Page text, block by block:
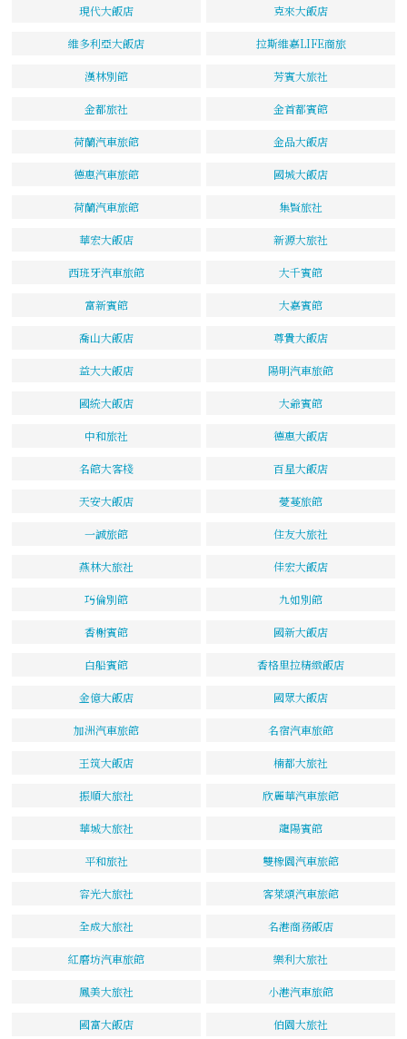
現代大飯店 克來大飯店
維多利亞大飯店 拉斯維嘉LIFE商旅
漢林別館 芳賓大旅社
金都旅社 金首都賓館
荷蘭汽車旅館 金品大飯店
德惠汽車旅館 國城大飯店
荷蘭汽車旅館 集賢旅社
華宏大飯店 新源大旅社
西班牙汽車旅館 大千賓館
富新賓館 大嘉賓館
喬山大飯店 尊貴大飯店
益大大飯店 陽明汽車旅館
國統大飯店 大爺賓館
中和旅社 德惠大飯店
名館大客棧 百星大飯店
天安大飯店 薆蔓旅館
一誠旅館 住友大旅社
燕林大旅社 佳宏大飯店
巧倫別館 九如別館
香榭賓館 國新大飯店
白船賓館 香格里拉精緻飯店
金億大飯店 國眾大飯店
加洲汽車旅館 名宿汽車旅館
王筑大飯店 楠都大旅社
振順大旅社 欣麗華汽車旅館
華城大旅社 龍陽賓館
平和旅社 雙橡園汽車旅館
容光大旅社 客萊頌汽車旅館
全成大旅社 名港商務飯店
紅磨坊汽車旅館 樂利大旅社
鳳美大旅社 小港汽車旅館
國富大飯店 伯園大旅社